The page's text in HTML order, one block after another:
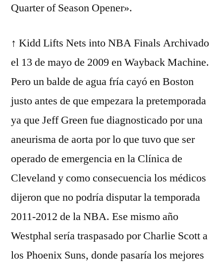
Quarter of Season Opener».
↑ Kidd Lifts Nets into NBA Finals Archivado
el 13 de mayo de 2009 en Wayback Machine.
Pero un balde de agua fría cayó en Boston
justo antes de que empezara la pretemporada
ya que Jeff Green fue diagnosticado por una
aneurisma de aorta por lo que tuvo que ser
operado de emergencia en la Clínica de
Cleveland y como consecuencia los médicos
dijeron que no podría disputar la temporada
2011-2012 de la NBA. Ese mismo año
Westphal sería traspasado por Charlie Scott a
los Phoenix Suns, donde pasaría los mejores